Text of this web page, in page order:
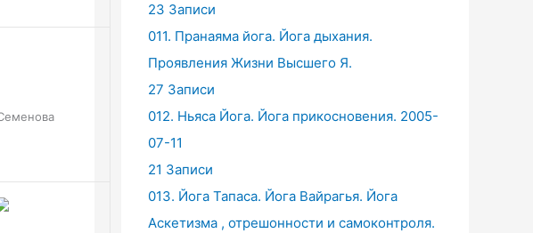
23 Записи
011. Пранаяма йога. Йога дыхания.
Проявления Жизни Высшего Я.
27 Записи
012. Ньяса Йога. Йога прикосновения. 2005-
07-11
21 Записи
013. Йога Тапаса. Йога Вайрагья. Йога
Аскетизма , отрешонности и самоконтроля.